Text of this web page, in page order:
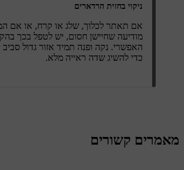
ניקוי בחזית הרדארים
אם תאתר לכלוך, שלג או קרח, או אם
מודיעה שחיישן חסום, יש לטפל בכך
האפשרי. נקה ופנה תמיד אזור גדול
כדי להשיג שדה ראייה מלא.
מאמרים קשורים